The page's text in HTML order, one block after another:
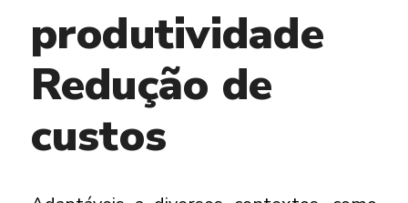
produtividade
Redução de
custos